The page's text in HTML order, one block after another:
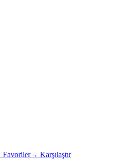
Favoriler→ Karşılaştır